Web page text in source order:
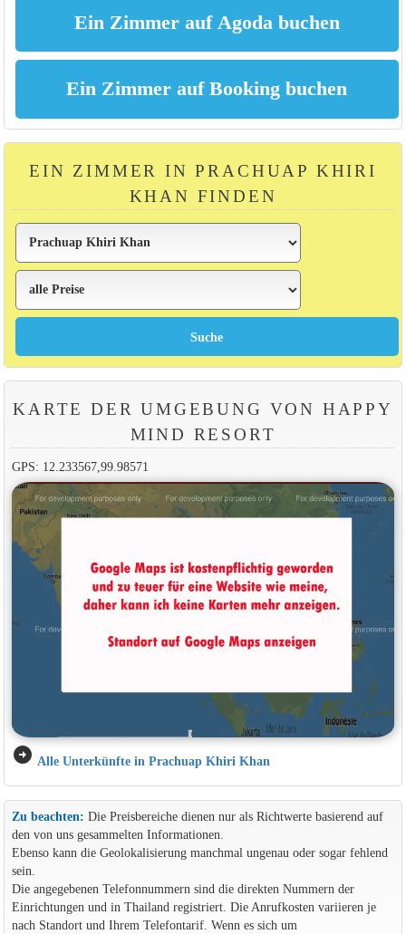
EIN ZIMMER IN PRACHUAP KHIRI
KHAN FINDEN
KARTE DER UMGEBUNG VON HAPPY
MIND RESORT
GPS: 12.233567,99.98571
arrow_circle_right Alle Unterkünfte in Prachuap Khiri Khan
Zu beachten: Die Preisbereiche dienen nur als Richtwerte basierend auf
den von uns gesammelten Informationen.
Ebenso kann die Geolokalisierung manchmal ungenau oder sogar fehlend
sein.
Die angegebenen Telefonnummern sind die direkten Nummern der
Einrichtungen und in Thailand registriert. Die Anrufkosten variieren je
nach Standort und Ihrem Telefontarif. Wenn es sich um